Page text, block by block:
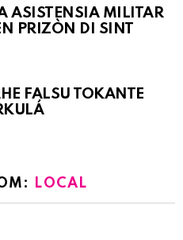
ASISTENSIA MILITAR
PRIZÒN DI SINT
FALSU TOKANTE
LOCAL